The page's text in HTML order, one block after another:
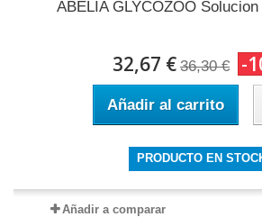
ABELIA GLYCOZOO
32,67 € 36,30 € -
Añadir al carrito
PRODUCTO EN
Añadir a comparar